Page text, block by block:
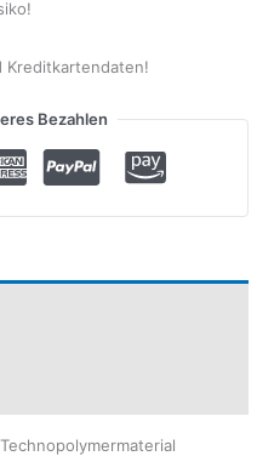
Kreditkartendaten!
Bezahlen